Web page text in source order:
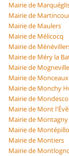
Mairie de
Mairie de
Mairie de Maulers
Mairie de Mélicocq
Mairie de
Mairie de Méry la
Mairie de Mogneville
Mairie de Monceaux
Mairie de Monchy
Mairie de
Mairie de Mont
Mairie de Montagny
Mairie de
Mairie de Montiers
Mairie de